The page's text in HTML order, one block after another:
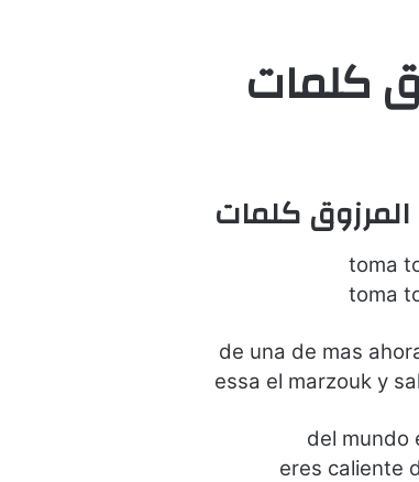
كلمات
كلمات
toma
toma
de una de mas
essa el marzouk y
del mundo
eres caliente